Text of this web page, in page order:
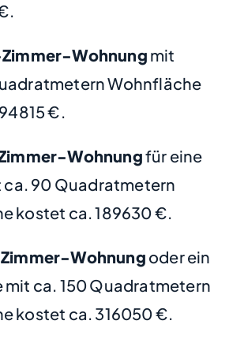
Wohnung mit
Wohnfläche
€.
Wohnungfür eine
ca. 90 Quadratmetern
kostet ca. 189630 €.
Wohnung oder ein
mit ca. 150 Quadratmetern
kostet ca. 316050 €.